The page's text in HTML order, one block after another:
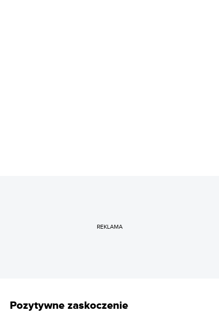
REKLAMA
Pozytywne zaskoczenie